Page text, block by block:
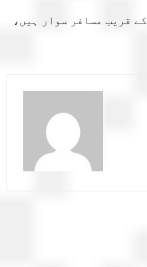
ریلوے حکام کا کہنا ہےکہ ٹرین جہاں پر موجود ہے وہاں موبائل نیٹ ورک کام نہیں کرتا اس لیے رابطے میں مشکلات کا سامنا ہے، جعفر ایکسپریس 9 بوگیوں پر مشتمل ہے جس میں 500 کے قریب مسافر سوار ہیں،